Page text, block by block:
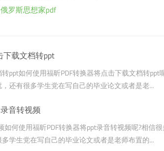
俄罗斯思想家pdf
下载文档转ppt
ppt如何使用福昕PDF转换器将点击下载文档转ppt
还有很多学生党在写自己的毕业论文或者是老...
音转视频
如何使用福昕PDF转换器将ppt录音转视频呢?相信
学生党在写自己的毕业论文或者是老师布置的...